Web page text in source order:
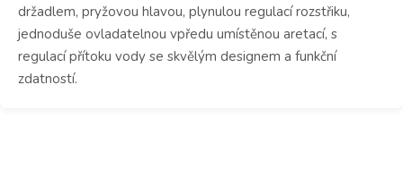
držadlem, pryžovou hlavou, plynulou regulací rozstřiku,
jednoduše ovladatelnou vpředu umístěnou aretací, s
regulací přítoku vody se skvělým designem a funkční
zdatností.